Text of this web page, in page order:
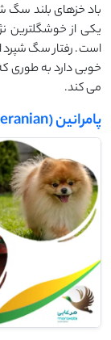
باد خزهای بلند سگ
یکی از خوشگلترین
است. رفتار سگ شپرد
خوبی دارد به طوری
می کند.
پامرانین (Pomeranian)